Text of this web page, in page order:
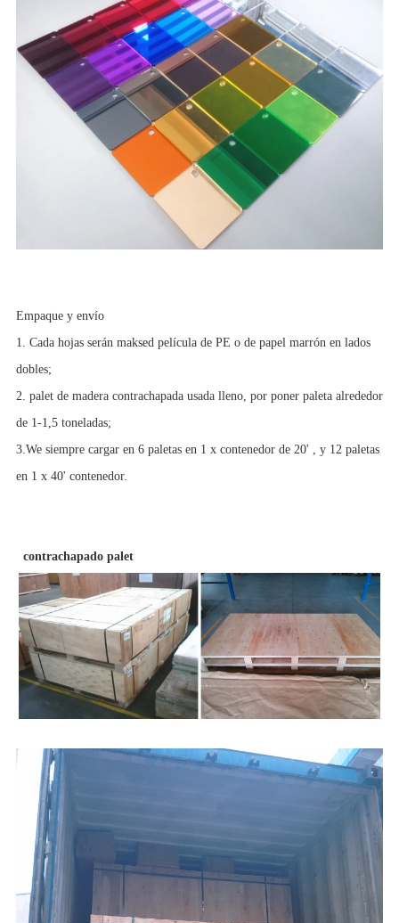
Empaque y envío
1. Cada hojas serán maksed película de PE o de papel marrón en lados
dobles;
2. palet de madera contrachapada usada lleno, por poner paleta alrededor
de 1-1,5 toneladas;
3.We siempre cargar en 6 paletas en 1 x contenedor de 20' , y 12 paletas
en 1 x 40' contenedor.
contrachapado palet